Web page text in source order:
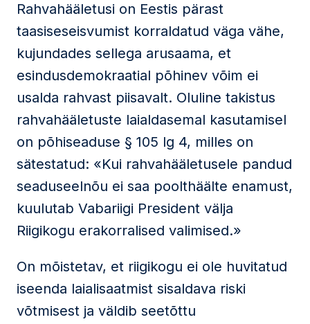
Rahvahääletusi on Eestis pärast
taasiseseisvumist korraldatud väga vähe,
kujundades sellega arusaama, et
esindusdemokraatial põhinev võim ei
usalda rahvast piisavalt. Oluline takistus
rahvahääletuste laialdasemal kasutamisel
on põhiseaduse § 105 lg 4, milles on
sätestatud: «Kui rahvahääletusele pandud
seaduseelnõu ei saa poolthäälte enamust,
kuulutab Vabariigi President välja
Riigikogu erakorralised valimised.»
On mõistetav, et riigikogu ei ole huvitatud
iseenda laialisaatmist sisaldava riski
võtmisest ja väldib seetõttu